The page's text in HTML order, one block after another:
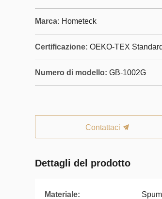
Marca: Hometeck
Certificazione: OEKO-TEX
Numero di modello: GB-1002G
Contattaci
Dettagli del prodotto
Materiale: